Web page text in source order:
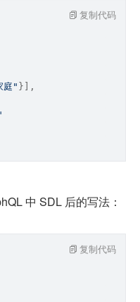
庭" }],
复制代码
中 SDL 后的写法：
复制代码